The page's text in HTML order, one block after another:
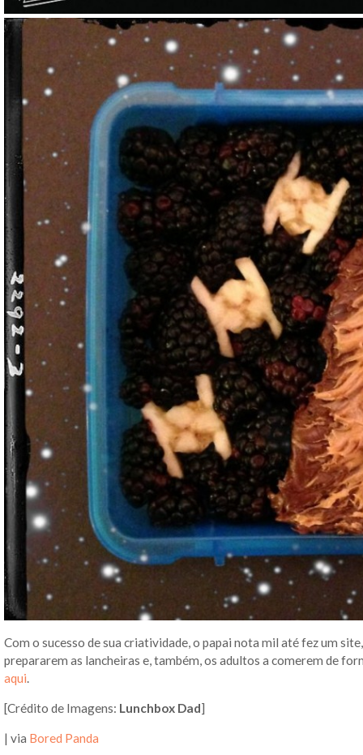
Com o sucesso de sua criatividade, o papai nota mil até fez um
prepararem as lancheiras e, também, os adultos a comerem de
aqui.
[Crédito de Imagens: Lunchbox Dad]
| via Bored Panda